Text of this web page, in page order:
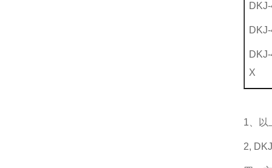
X
1、以
2,